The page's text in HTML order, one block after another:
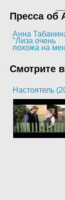
Пресса об
Анна
"Лиза очень
похожа на
Смотрите
Настоятель